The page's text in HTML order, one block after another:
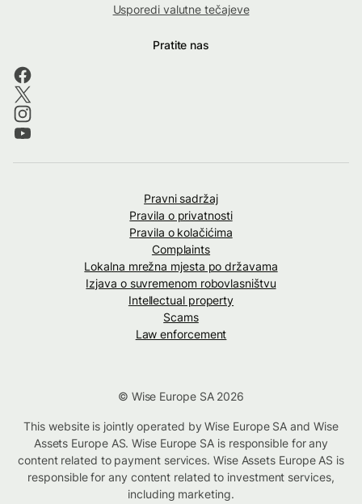
Usporedi valutne tečajeve
Pratite nas
Pravni sadržaj
Pravila o privatnosti
Pravila o kolačićima
Complaints
Lokalna mrežna mjesta po državama
Izjava o suvremenom robovlasništvu
Intellectual property
Scams
Law enforcement
© Wise Europe SA 2026
This website is jointly operated by Wise Europe SA and Wise
Assets Europe AS. Wise Europe SA is responsible for any
content related to payment services. Wise Assets Europe AS is
responsible for any content related to investment services,
including marketing.